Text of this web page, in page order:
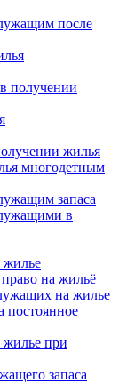
после
получении
жилья
многодетным
запаса
в
жилье
на жильё
на жилье
постоянное
при
запаса